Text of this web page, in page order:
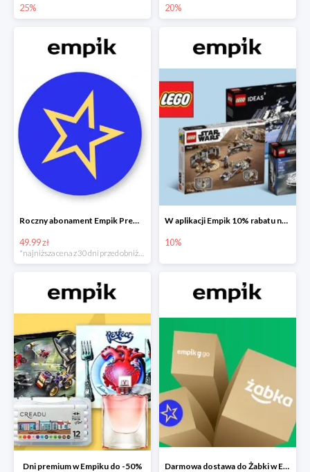
25% 20%
Roczny abonament Empik Premium w super cenie
49.99 zł
*najniższa cena z 30 dni przed obniżką
W aplikacji Empik 10% rabatu na klocki LEGO
10%
Dni premium w Empiku do -50% Darmowa dostawa do Żabki w Empiku